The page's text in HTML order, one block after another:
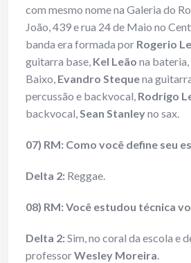
com mesmo nome na Galeria do
João, 439 e rua 24 de Maio no
banda era formada por Rogerio
guitarra base, Kel Leão na bateria,
Baixo, Evandro Stequena
percussão e backvocal, Rodrigo
backvocal,Sean Stanleyno sax.
07) RM: Como você define seu
Delta 2: Reggae.
08) RM: Você estudou técnica
Delta 2:Sim, no coral da escola e
professorWesley Moreira.